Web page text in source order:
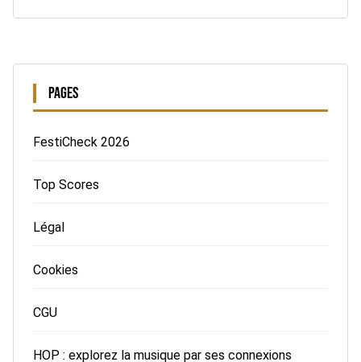
PAGES
FestiCheck 2026
Top Scores
Légal
Cookies
CGU
HOP : explorez la musique par ses connexions